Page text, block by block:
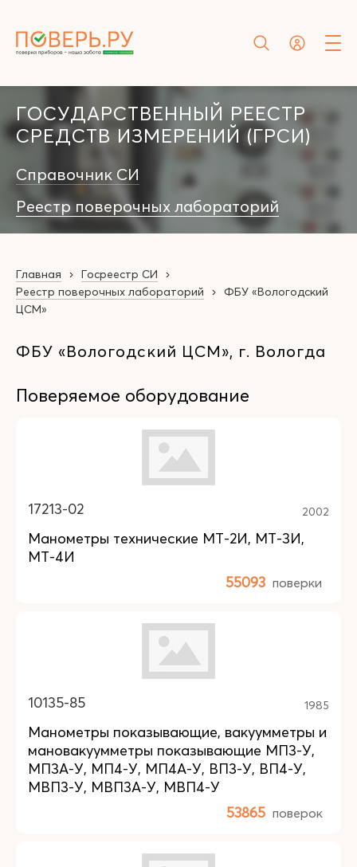
ГОСУДАРСТВЕННЫЙ РЕЕСТР
СРЕДСТВ ИЗМЕРЕНИЙ (ГРСИ)
Справочник СИ
Реестр поверочных лабораторий
Главная
Госреестр СИ
Реестр поверочных лабораторий
ФБУ «Вологодский
ЦСМ»
ФБУ «Вологодский ЦСМ», г. Вологда
Поверяемое оборудование
17213-02 2002
Манометры технические МТ-2И, МТ-3И,
МТ-4И
55093 поверки
10135-85 1985
Манометры показывающие, вакуумметры и
мановакуумметры показывающие МП3-У,
МП3А-У, МП4-У, МП4А-У, ВП3-У, ВП4-У,
МВП3-У, МВП3А-У, МВП4-У
53865 поверок